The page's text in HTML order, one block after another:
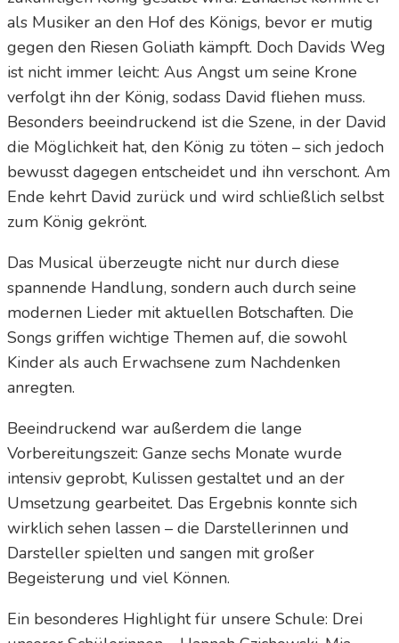
als Musiker an den Hof des Königs, bevor er mutig
gegen den Riesen Goliath kämpft. Doch Davids Weg
ist nicht immer leicht: Aus Angst um seine Krone
verfolgt ihn der König, sodass David fliehen muss.
Besonders beeindruckend ist die Szene, in der David
die Möglichkeit hat, den König zu töten – sich jedoch
bewusst dagegen entscheidet und ihn verschont. Am
Ende kehrt David zurück und wird schließlich selbst
zum König gekrönt.
Das Musical überzeugte nicht nur durch diese
spannende Handlung, sondern auch durch seine
modernen Lieder mit aktuellen Botschaften. Die
Songs griffen wichtige Themen auf, die sowohl
Kinder als auch Erwachsene zum Nachdenken
anregten.
Beeindruckend war außerdem die lange
Vorbereitungszeit: Ganze sechs Monate wurde
intensiv geprobt, Kulissen gestaltet und an der
Umsetzung gearbeitet. Das Ergebnis konnte sich
wirklich sehen lassen – die Darstellerinnen und
Darsteller spielten und sangen mit großer
Begeisterung und viel Können.
Ein besonderes Highlight für unsere Schule: Drei